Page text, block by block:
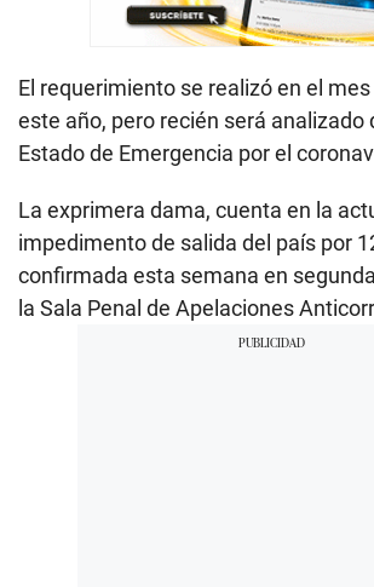
El requerimiento se realizó en el
este año, pero recién será analizado
Estado de Emergencia por el
La exprimera dama, cuenta en la
impedimento de salida del país por
confirmada esta semana en
la Sala Penal de Apelaciones